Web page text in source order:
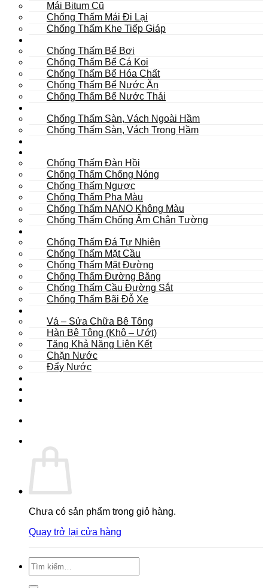
Mái Bitum Cũ
Chống Thấm Mái Đi Lại
Chống Thấm Khe Tiếp Giáp
Chống Thấm Bể Bơi
Chống Thấm Bể Cá Koi
Chống Thấm Bể Hóa Chất
Chống Thấm Bể Nước Ăn
Chống Thấm Bể Nước Thải
Chống Thấm Sàn, Vách Ngoài Hầm
Chống Thấm Sàn, Vách Trong Hầm
Chống Thấm Đàn Hồi
Chống Thấm Chống Nóng
Chống Thấm Ngược
Chống Thấm Pha Màu
Chống Thấm NANO Không Màu
Chống Thấm Chống Ẩm Chân Tường
Chống Thấm Đá Tự Nhiên
Chống Thấm Mặt Cầu
Chống Thấm Mặt Đường
Chống Thấm Đường Băng
Chống Thấm Cầu Đường Sắt
Chống Thấm Bãi Đỗ Xe
Vá – Sửa Chữa Bê Tông
Hàn Bê Tông (Khô – Ướt)
Tăng Khả Năng Liên Kết
Chặn Nước
Đẩy Nước
Chưa có sản phẩm trong giỏ hàng.
Quay trở lại cửa hàng
Tìm
kiếm: